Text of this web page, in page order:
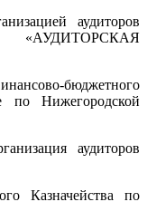
аудиторов
«АУДИТОРСКАЯ
бюджетного
по Нижегородской
аудиторов
Казначейства по